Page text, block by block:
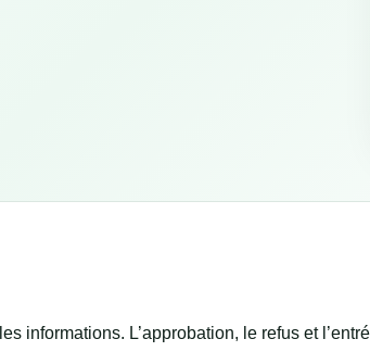
informations. L’approbation, le refus et